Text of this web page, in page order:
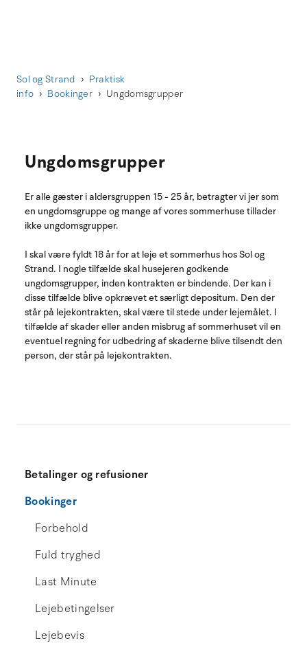
Sol og Strand
Praktisk
info
Bookinger Ungdomsgrupper
Betalinger og refusioner
Bookinger
Forbehold
Fuld tryghed
Last Minute
Lejebetingelser
Lejebevis
Ungdomsgrupper
Er alle gæster i aldersgruppen 15 - 25 år, betragter vi jer som
en ungdomsgruppe og mange af vores sommerhuse tillader
ikke ungdomsgrupper.
I skal være fyldt 18 år for at leje et sommerhus hos Sol og
Strand. I nogle tilfælde skal husejeren godkende
ungdomsgrupper, inden kontrakten er bindende. Der kan i
disse tilfælde blive opkrævet et særligt depositum. Den der
står på lejekontrakten, skal være til stede under lejemålet. I
tilfælde af skader eller anden misbrug af sommerhuset vil en
eventuel regning for udbedring af skaderne blive tilsendt den
person, der står på lejekontrakten.